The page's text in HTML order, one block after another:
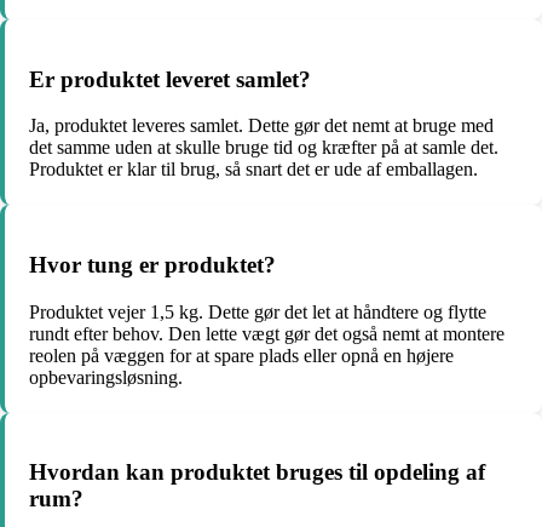
Er produktet leveret samlet?
Ja, produktet leveres samlet. Dette gør det nemt at bruge med
det samme uden at skulle bruge tid og kræfter på at samle det.
Produktet er klar til brug, så snart det er ude af emballagen.
Hvor tung er produktet?
Produktet vejer 1,5 kg. Dette gør det let at håndtere og flytte
rundt efter behov. Den lette vægt gør det også nemt at montere
reolen på væggen for at spare plads eller opnå en højere
opbevaringsløsning.
Hvordan kan produktet bruges til opdeling af
rum?